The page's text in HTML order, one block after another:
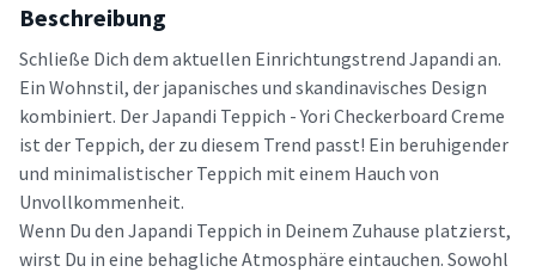
Beschreibung
Schließe Dich dem aktuellen Einrichtungstrend Japandi an.
Ein Wohnstil, der japanisches und skandinavisches Design
kombiniert. Der Japandi Teppich - Yori Checkerboard Creme
ist der Teppich, der zu diesem Trend passt! Ein beruhigender
und minimalistischer Teppich mit einem Hauch von
Unvollkommenheit.
Wenn Du den Japandi Teppich in Deinem Zuhause platzierst,
wirst Du in eine behagliche Atmosphäre eintauchen. Sowohl